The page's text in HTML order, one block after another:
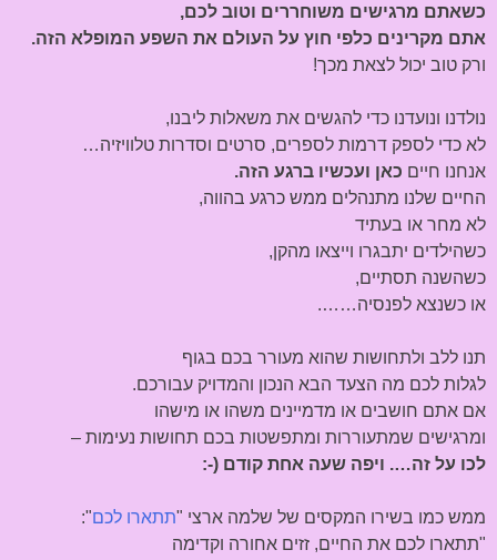
כשאתם מרגישים משוחררים וטוב לכם,
אתם מקרינים כלפי חוץ על העולם את השפע המופלא הזה.
ורק טוב יכול לצאת מכך!
נולדנו ונועדנו כדי להגשים את משאלות ליבנו,
לא כדי לספק דרמות לספרים, סרטים וסדרות טלוויזיה…
אנחנו חיים כאן ועכשיו ברגע הזה.
החיים שלנו מתנהלים ממש כרגע בהווה,
לא מחר או בעתיד
כשהילדים יתבגרו וייצאו מהקן,
כשהשנה תסתיים,
או כשנצא לפנסיה…….
תנו ללב ולתחושות שהוא מעורר בכם בגוף
לגלות לכם מה הצעד הבא הנכון והמדויק עבורכם.
אם אתם חושבים או מדמיינים משהו או מישהו
ומרגישים שמתעוררות ומתפשטות בכם תחושות נעימות –
לכו על זה…. ויפה שעה אחת קודם (-:
ממש כמו בשירו המקסים של שלמה ארצי "תתארו לכם":
"תתארו לכם את החיים, זזים אחורה וקדימה